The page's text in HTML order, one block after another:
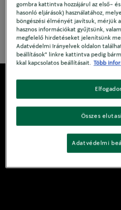
See
gombra kattintva hozzájárul az első-
hasonló eljárások) használatához,
böngészési élményét javítsuk, mérjük
hasznos információkat gyűjtsünk,
megfelelő hirdetéseket jelenítsünk
Adatvédelmi Irányelvek oldalon
beállítások" linkre kattintva pedig
kkal kapcsolatos beállításait. Több
Összes
Adatvédelmi